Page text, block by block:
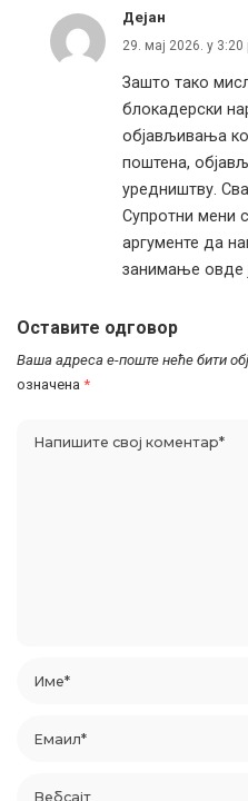
Дејан
29. мај 2026. у 3:20
Зашто тако
блокадерски
објављивања
поштена,
уредништву.
Супротни мени
аргументе да
занимање овде
Оставите одговор
Ваша адреса е-поште неће бити
означена *